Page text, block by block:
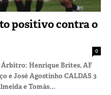
positivo contra o
0
Árbitro: Henrique Brites, AF
e José Agostinho CALDAS 3
e Tomás...